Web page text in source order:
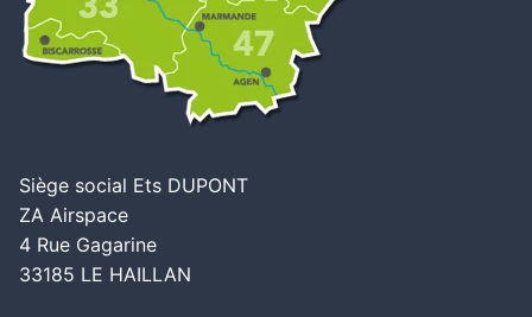
Siège social Ets DUPONT
ZA Airspace
4 Rue Gagarine
33185 LE HAILLAN